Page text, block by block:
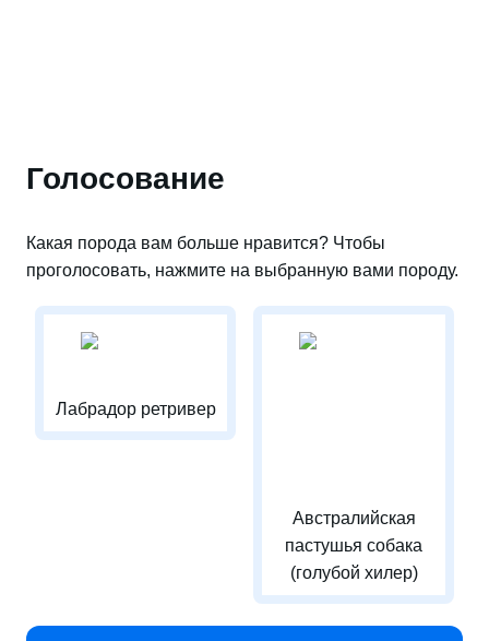
Голосование
Какая порода вам больше нравится? Чтобы
проголосовать, нажмите на выбранную вами породу.
Лабрадор ретривер
Австралийская
пастушья собака
(голубой хилер)